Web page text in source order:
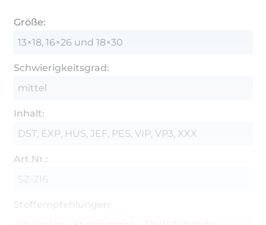
Größe:
13×18, 16×26 und 18×30
Schwierigkeitsgrad:
mittel
Inhalt:
DST, EXP, HUS, JEF, PES, VIP, VP3, XXX
Art.Nr.:
SZ-216
Stoffempfehlungen: